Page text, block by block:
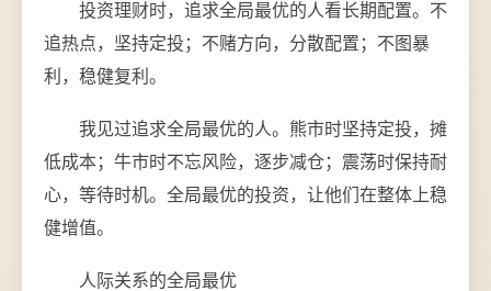
投资理财时，追求全局最优的人看长期配置。不
追热点，坚持定投；不赌方向，分散配置；不图暴
利，稳健复利。
我见过追求全局最优的人。熊市时坚持定投，摊
低成本；牛市时不忘风险，逐步减仓；震荡时保持耐
心，等待时机。全局最优的投资，让他们在整体上稳
健增值。
人际关系的全局最优